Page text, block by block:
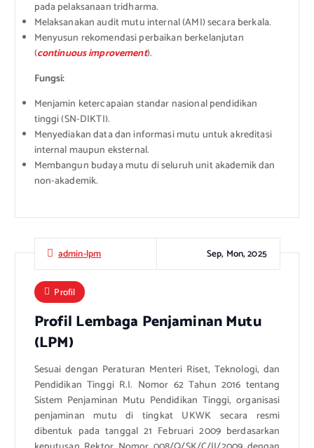
pada pelaksanaan tridharma.
Melaksanakan audit mutu internal (AMI) secara berkala.
Menyusun rekomendasi perbaikan berkelanjutan
(continuous improvement).
Fungsi:
Menjamin ketercapaian standar nasional pendidikan
tinggi (SN-DIKTI).
Menyediakan data dan informasi mutu untuk akreditasi
internal maupun eksternal.
Membangun budaya mutu di seluruh unit akademik dan
non-akademik.
admin-lpm Sep, Mon, 2025
Profil
Profil Lembaga Penjaminan Mutu
(LPM)
Sesuai dengan Peraturan Menteri Riset, Teknologi, dan
Pendidikan Tinggi R.I. Nomor 62 Tahun 2016 tentang
Sistem Penjaminan Mutu Pendidikan Tinggi, organisasi
penjaminan mutu di tingkat UKWK secara resmi
dibentuk pada tanggal 21 Februari 2009 berdasarkan